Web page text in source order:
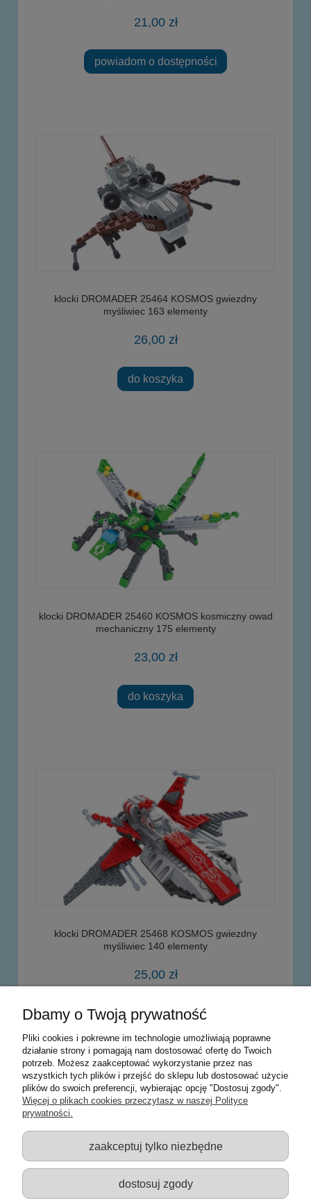
21,00 zł
powiadom o dostępności
klocki DROMADER 25464 KOSMOS gwiezdny
myśliwiec 163 elementy
26,00 zł
do koszyka
klocki DROMADER 25460 KOSMOS kosmiczny owad
mechaniczny 175 elementy
23,00 zł
do koszyka
klocki DROMADER 25468 KOSMOS gwiezdny
myśliwiec 140 elementy
25,00 zł
powiadom o dostępności
Warunki zakupów
Moje konto
Informacje o sklepie
Sklep z zabawkami Łódź :: Hurownia zabawek :: Zabawki
edukacyjne :: Zestawy artystyczne :: Zabawki :: samochody Welly
:: Zabawkownia :: zabawki dla dzieci :: Lalki :: Klocki :: Artykuły
szkolne ::
Dbamy o Twoją prywatność
Pliki cookies i pokrewne im technologie umożliwiają poprawne
działanie strony i pomagają nam dostosować ofertę do Twoich
potrzeb. Możesz zaakceptować wykorzystanie przez nas
wszystkich tych plików i przejść do sklepu lub dostosować użycie
plików do swoich preferencji, wybierając opcję "Dostosuj zgody".
Więcej o plikach cookies przeczytasz w naszej Polityce
prywatności.
zaakceptuj tylko niezbędne
dostosuj zgody